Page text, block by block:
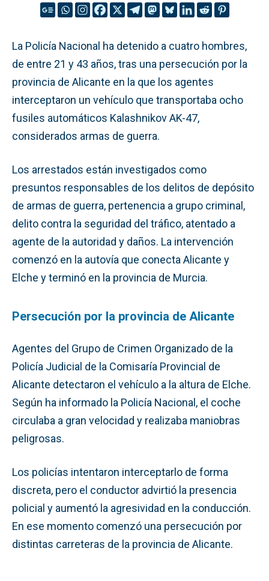
La Policía Nacional ha detenido a cuatro hombres,
de entre 21 y 43 años, tras una persecución por la
provincia de Alicante en la que los agentes
interceptaron un vehículo que transportaba ocho
fusiles automáticos Kalashnikov AK-47,
considerados armas de guerra.
Los arrestados están investigados como
presuntos responsables de los delitos de depósito
de armas de guerra, pertenencia a grupo criminal,
delito contra la seguridad del tráfico, atentado a
agente de la autoridad y daños. La intervención
comenzó en la autovía que conecta Alicante y
Elche y terminó en la provincia de Murcia.
Persecución por la provincia de Alicante
Agentes del Grupo de Crimen Organizado de la
Policía Judicial de la Comisaría Provincial de
Alicante detectaron el vehículo a la altura de Elche.
Según ha informado la Policía Nacional, el coche
circulaba a gran velocidad y realizaba maniobras
peligrosas.
Los policías intentaron interceptarlo de forma
discreta, pero el conductor advirtió la presencia
policial y aumentó la agresividad en la conducción.
En ese momento comenzó una persecución por
distintas carreteras de la provincia de Alicante.